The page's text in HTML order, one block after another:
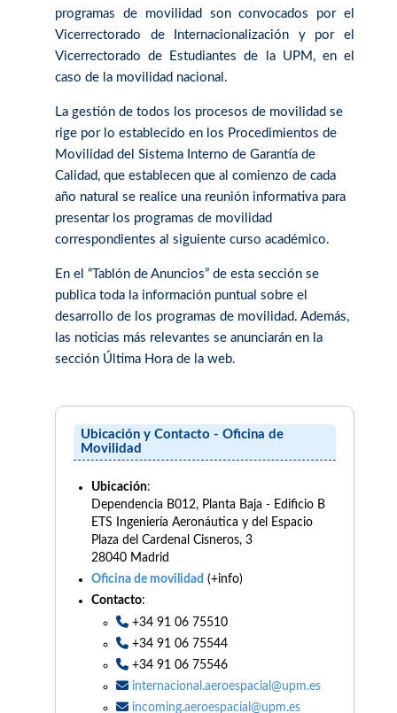
programas de movilidad son convocados por el
Vicerrectorado de Internacionalización y por el
Vicerrectorado de Estudiantes de la UPM, en el
caso de la movilidad nacional.
La gestión de todos los procesos de movilidad se
rige por lo establecido en los Procedimientos de
Movilidad del Sistema Interno de Garantía de
Calidad, que establecen que al comienzo de cada
año natural se realice una reunión informativa para
presentar los programas de movilidad
correspondientes al siguiente curso académico.
En el “Tablón de Anuncios” de esta sección se
publica toda la información puntual sobre el
desarrollo de los programas de movilidad. Además,
las noticias más relevantes se anunciarán en la
sección Última Hora de la web.
Ubicación y Contacto - Oficina de
Movilidad
Ubicación:
Dependencia B012, Planta Baja - Edificio B
ETS Ingeniería Aeronáutica y del Espacio
Plaza del Cardenal Cisneros, 3
28040 Madrid
Oficina de movilidad (+info)
Contacto:
+34 91 06 75510
+34 91 06 75544
+34 91 06 75546
internacional.aeroespacial@upm.es
incoming.aeroespacial@upm.es